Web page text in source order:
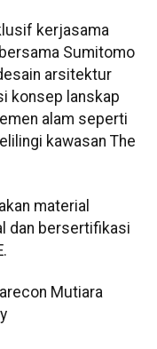
kerjasama
Sumitomo
arsitektur
konsep lanskap
alam seperti
kawasan The
material
dan bersertifikasi
Mutiara